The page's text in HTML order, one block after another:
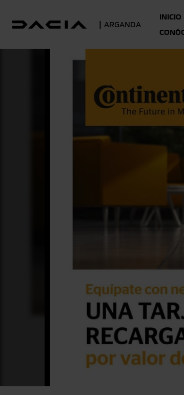
| ARGANDA
INICIO